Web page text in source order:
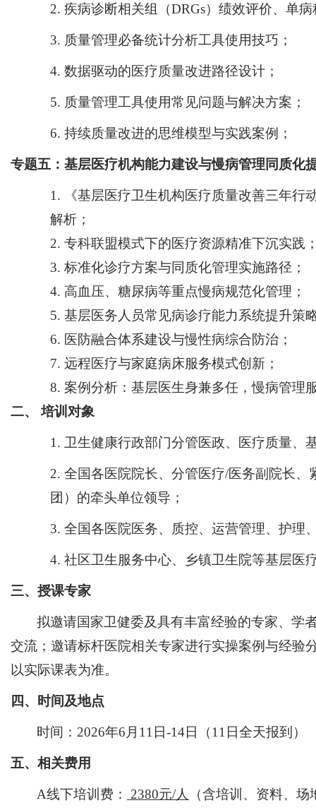
2. 疾病诊断相关组（DRGs）绩效评价、单
3. 质量管理必备统计分析工具使用技巧 ；
4. 数据驱动的医疗质量改进路径设计 ；
5. 质量管理工具使用常见问题与解决方案；
6. 持续质量改进的思维模型与实践案例 ；
专题五：基层医疗机构能力建设与慢病管理同质化
1.
《基层医疗卫生机构医疗质量改善三年行
解析；
2. 专科联盟模式下的医疗资源精准下沉实践
3. 标准化诊疗方案与同质化管理实施路径；
4. 高血压、糖尿病等重点慢病规范化管理；
5. 基层医务人员常见病诊疗能力系统提升策
6. 医防融合体系建设与慢性病综合防治；
7. 远程医疗与家庭病床服务模式创新；
8. 案例分析：基层医生身兼多任，慢病管理
二、
培训对象
1. 卫生健康行政部门分管医政、医疗质量、
2. 全国各医院院长、分管 医疗/医务副院长、
团 ） 的牵头单位领导 ；
3. 全国各医院医务、质控、 运营管理、护理
4. 社区卫生服务中心、乡镇卫生院等基层医
三、授课专家
拟邀请国家卫健委及具有丰富经验的专家、学
交流；邀请标杆医院相关专家进行实操案例与经验
以实际课表为准。
四、时间及地点
时间： 2026年6月11日-14日（11日全天报到）
五、相关费用
A线下培训费 ： 2380元/人 （含培训、资料、